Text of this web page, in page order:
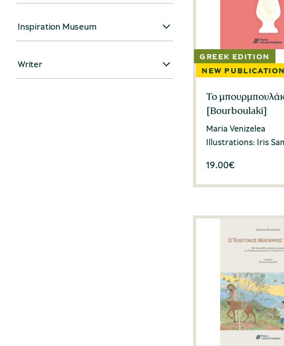
Inspiration Museum
Writer
Το
[Bourboulaki]
Maria Venizelea
Illustrations: Iris
19.00€